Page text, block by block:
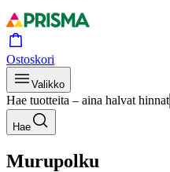
Ostoskori
Valikko
Hae tuotteita – aina halvat hinnat
Hae
Murupolku